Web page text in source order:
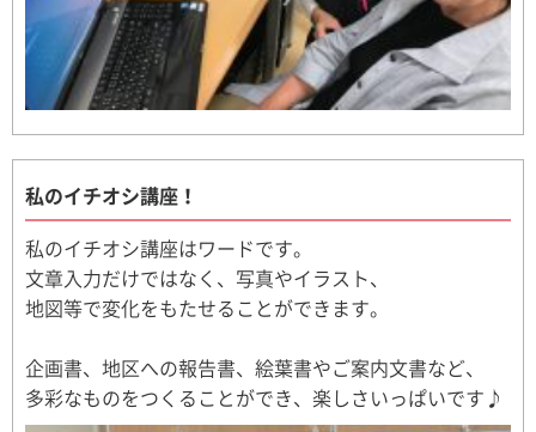
私のイチオシ講座！
私のイチオシ講座はワードです。
文章入力だけではなく、写真やイラスト、
地図等で変化をもたせることができます。
企画書、地区への報告書、絵葉書やご案内文書など、
多彩なものをつくることができ、楽しさいっぱいです♪